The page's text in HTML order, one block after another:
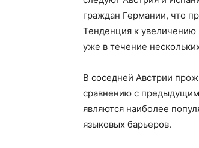
граждан Германии, что
Тенденция к
уже в течение
В соседней Австрии
сравнению с
являются наиболее
языковых барьеров.